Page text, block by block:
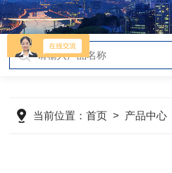
当前位置：首页 > 产品中心